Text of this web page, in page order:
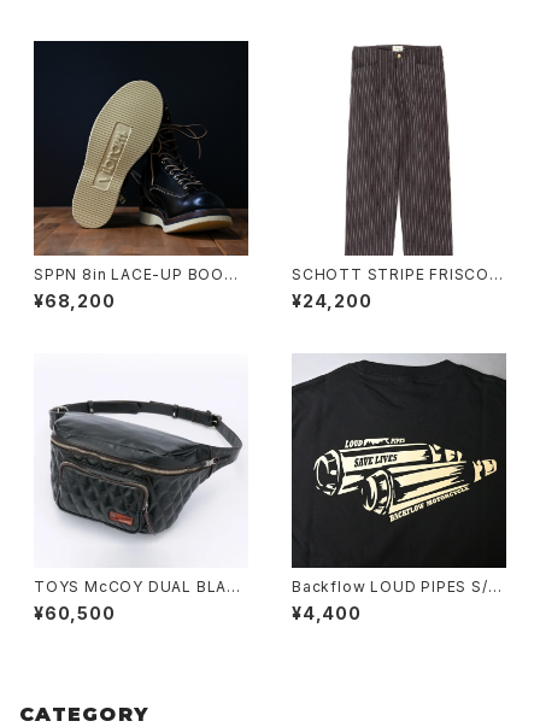
SPPN 8in LACE-UP BOOTS
Vibram 2060
¥68,200
SCHOTT STRIPE FRISCO P
ANTS
¥24,200
TOYS McCOY DUAL BLADE
BAG MAX
¥60,500
Backflow LOUD PIPES S/S
T-SHIRT
¥4,400
CATEGORY